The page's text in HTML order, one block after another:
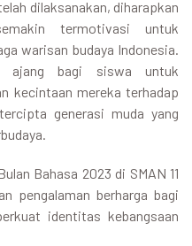
dilaksanakan, diharapkan
termotivasi untuk
warisan budaya Indonesia.
ajang bagi siswa untuk
kecintaan mereka terhadap
generasi muda yang
Bahasa 2023 di SMAN 11
pengalaman berharga bagi
identitas kebangsaan